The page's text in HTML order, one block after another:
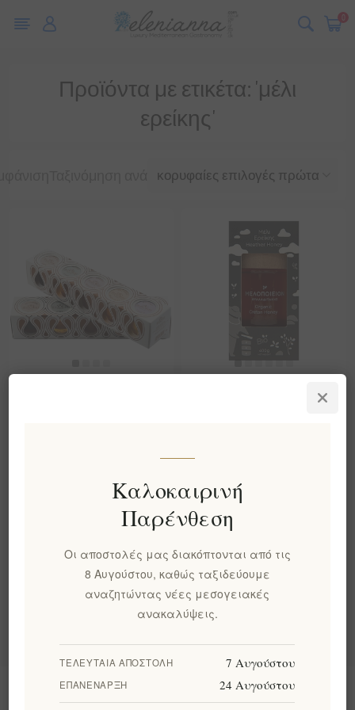
0
Κατηγορίες
Δημοφιλεις ετικετες
Προϊόντα με ετικέτα: 'μέλι
ερείκης'
€16,00 χωρίς ΦΠΑ
Βιολογικό Μέλι Ερείκης
€16,00 χωρίς ΦΠΑ
ισοδυναμεί με €40,00 ανά 1
kg(s)
Πληροφορίες
Καλοκαιρινή
Παρένθεση
Οι αποστολές μας διακόπτονται από τις
8 Αυγούστου, καθώς ταξιδεύουμε
αναζητώντας νέες μεσογειακές
ανακαλύψεις.
ΤΕΛΕΥΤΑΊΑ ΑΠΟΣΤΟΛΉ 7 Αυγούστου
ΕΠΑΝΈΝΑΡΞΗ 24 Αυγούστου